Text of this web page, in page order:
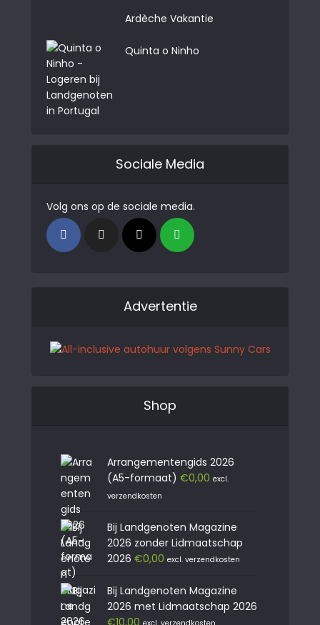
Ardèche Vakantie
Quinta o Ninho
Sociale Media
Volg ons op de sociale media.
Advertentie
Shop
Arrangementengids 2026
(A5-formaat) €0,00 excl.
verzendkosten
Bij Landgenoten Magazine
2026 zonder Lidmaatschap
2026 €0,00 excl. verzendkosten
Bij Landgenoten Magazine
2026 met Lidmaatschap 2026